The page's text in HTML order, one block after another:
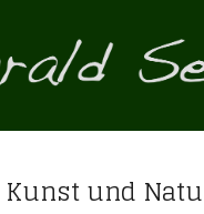
Kunst und